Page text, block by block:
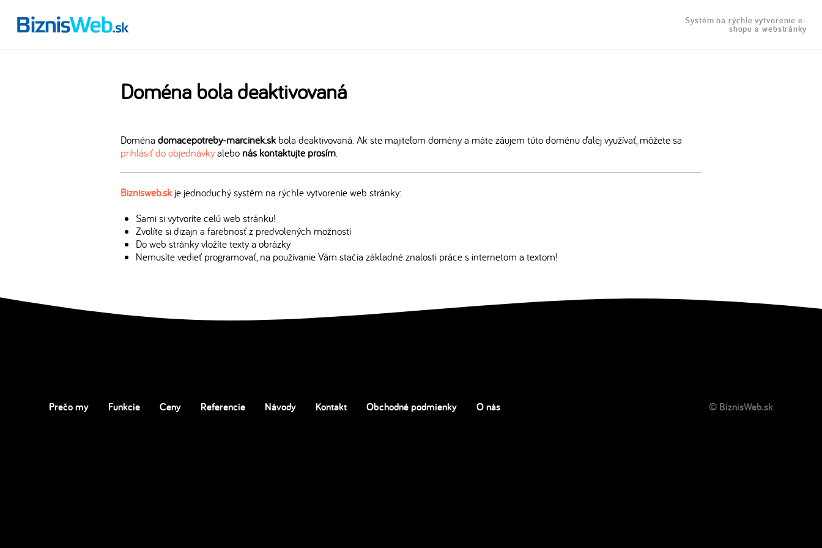
Systém na rýchle vytvorenie e-
shopu a webstránky
Doména bola deaktivovaná
Doména domacepotreby-marcinek.sk bola deaktivovaná. Ak ste majiteľom domény a máte záujem túto doménu ďalej využívať, môžete sa
prihlásiť do objednávkyalebo nás kontaktujte prosím
Biznisweb.sk je jednoduchý systém na rýchle vytvorenie web stránky:
Sami si vytvoríte celú web stránku!
Zvolíte si dizajn a farebnosť z predvolených možností
Do web stránky vložíte texty a obrázky
Nemusíte vedieť programovať, na používanie Vám stačia základné znalosti práce s internetom a textom!
Prečo my Funkcie Ceny Referencie Návody Kontakt Obchodné podmienky O nás © BiznisWeb.sk